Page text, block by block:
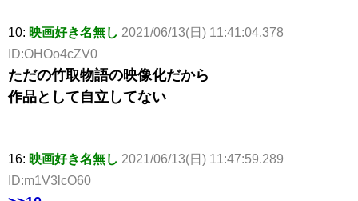
10: 映画好き名無し 2021/06/13(日) 11:41:04.378
ID:OHOo4cZV0
ただの竹取物語の映像化だから
作品として自立してない
16: 映画好き名無し 2021/06/13(日) 11:47:59.289
ID:m1V3lcO60